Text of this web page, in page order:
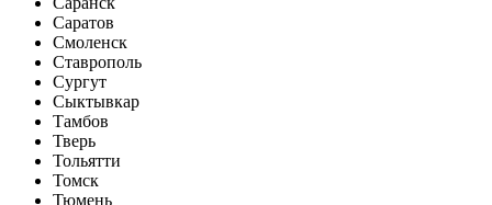
Саратов
Смоленск
Ставрополь
Сургут
Сыктывкар
Тамбов
Тверь
Тольятти
Томск
Тюмень